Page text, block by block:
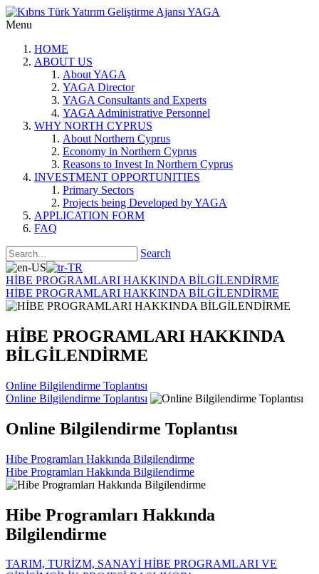
Menu
HOME
ABOUT US
About YAGA
YAGA Director
YAGA Consultants and Experts
YAGA Administrative Personnel
WHY NORTH CYPRUS
About Northern Cyprus
Economy in Northern Cyprus
Reasons to Invest In Northern Cyprus
INVESTMENT OPPORTUNITIES
Primary Sectors
Projects being Developed by YAGA
APPLICATION FORM
FAQ
Search
HİBE PROGRAMLARI HAKKINDA BİLGİLENDİRME
HİBE PROGRAMLARI HAKKINDA BİLGİLENDİRME
HİBE PROGRAMLARI HAKKINDA
BİLGİLENDİRME
Online Bilgilendirme Toplantısı
Online Bilgilendirme Toplantısı
Online Bilgilendirme Toplantısı
Hibe Programları Hakkında Bilgilendirme
Hibe Programları Hakkında Bilgilendirme
Hibe Programları Hakkında
Bilgilendirme
TARIM, TURİZM, SANAYİ HİBE PROGRAMLARI VE